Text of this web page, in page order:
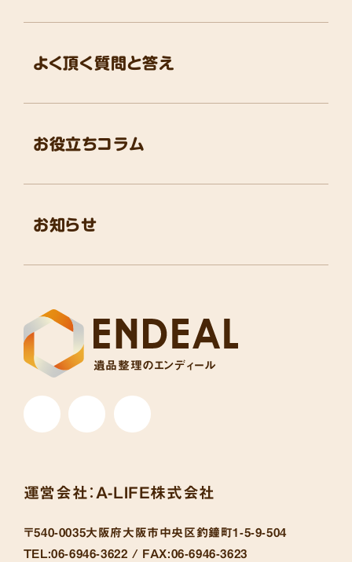
遺品整理のエンディール
お役立ちコラム
よく頂く質問と答え
お知らせ
運営会社： A-LIFE株式会社
〒540-0035大阪府大阪市中央区釣鐘町1-5-9-504
TEL:06-6946-3622 / FAX:06-6946-3623